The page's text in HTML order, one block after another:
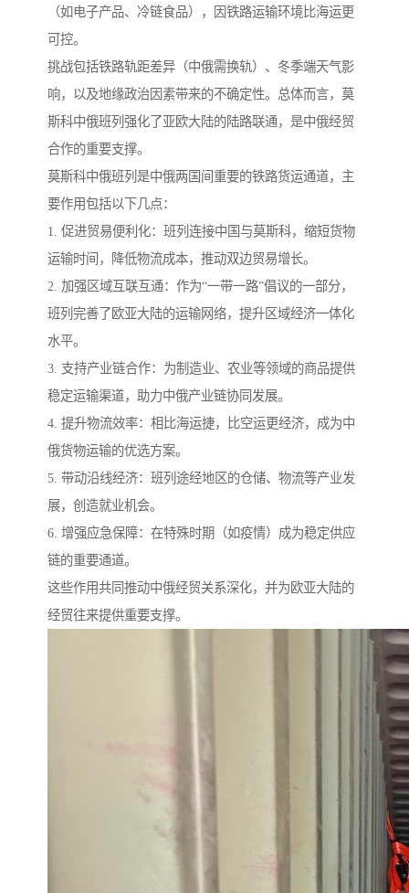
（如电子产品、冷链食品），因铁路运输环境比海运更
可控。
挑战包括铁路轨距差异（中俄需换轨）、冬季端天气影
响，以及地缘政治因素带来的不确定性。总体而言，莫
斯科中俄班列强化了亚欧大陆的陆路联通，是中俄经贸
合作的重要支撑。
莫斯科中俄班列是中俄两国间重要的铁路货运通道，主
要作用包括以下几点：
1. 促进贸易便利化：班列连接中国与莫斯科，缩短货物
运输时间，降低物流成本，推动双边贸易增长。
2. 加强区域互联互通：作为“一带一路”倡议的一部分，
班列完善了欧亚大陆的运输网络，提升区域经济一体化
水平。
3. 支持产业链合作：为制造业、农业等领域的商品提供
稳定运输渠道，助力中俄产业链协同发展。
4. 提升物流效率：相比海运捷，比空运更经济，成为中
俄货物运输的优选方案。
5. 带动沿线经济：班列途经地区的仓储、物流等产业发
展，创造就业机会。
6. 增强应急保障：在特殊时期（如疫情）成为稳定供应
链的重要通道。
这些作用共同推动中俄经贸关系深化，并为欧亚大陆的
经贸往来提供重要支撑。